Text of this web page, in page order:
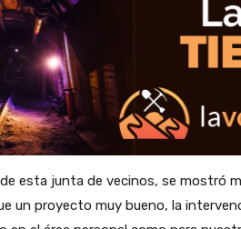
esta junta de vecinos, se mostró
un proyecto muy bueno, la